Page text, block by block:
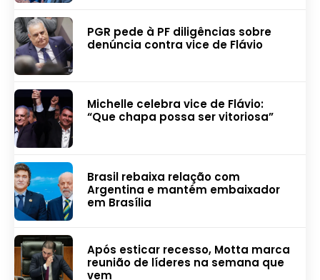
PGR pede à PF diligências sobre
denúncia contra vice de Flávio
Michelle celebra vice de Flávio:
“Que chapa possa ser vitoriosa”
Brasil rebaixa relação com
Argentina e mantém embaixador
em Brasília
Após esticar recesso, Motta marca
reunião de líderes na semana que
vem